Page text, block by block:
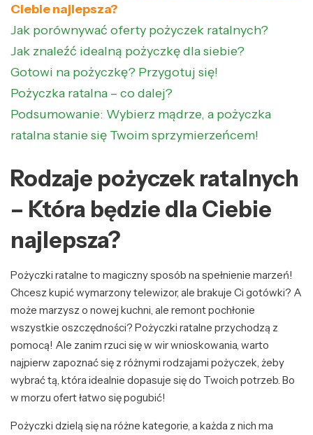
Ciebie najlepsza?
Jak porównywać oferty pożyczek ratalnych?
Jak znaleźć idealną pożyczkę dla siebie?
Gotowi na pożyczkę? Przygotuj się!
Pożyczka ratalna – co dalej?
Podsumowanie: Wybierz mądrze, a pożyczka
ratalna stanie się Twoim sprzymierzeńcem!
Rodzaje pożyczek ratalnych
– Która będzie dla Ciebie
najlepsza?
Pożyczki ratalne to magiczny sposób na spełnienie marzeń!
Chcesz kupić wymarzony telewizor, ale brakuje Ci gotówki? A
może marzysz o nowej kuchni, ale remont pochłonie
wszystkie oszczędności? Pożyczki ratalne przychodzą z
pomocą! Ale zanim rzuci się w wir wnioskowania, warto
najpierw zapoznać się z różnymi rodzajami pożyczek, żeby
wybrać tą, która idealnie dopasuje się do Twoich potrzeb. Bo
w morzu ofert łatwo się pogubić!
Pożyczki dzielą się na różne kategorie, a każda z nich ma